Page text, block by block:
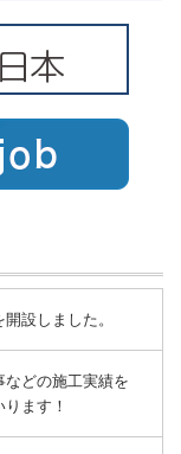
設しました。
などの施工実績を
ます！